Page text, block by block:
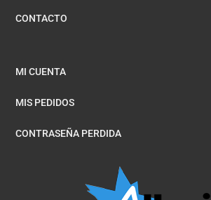
CONTACTO
MI CUENTA
MIS PEDIDOS
CONTRASEÑA PERDIDA